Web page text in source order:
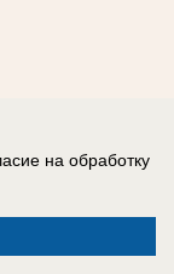
на обработку